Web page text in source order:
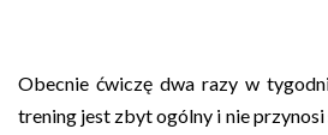
Obecnie ćwiczę dwa razy w
trening jest zbyt ogólny i nie